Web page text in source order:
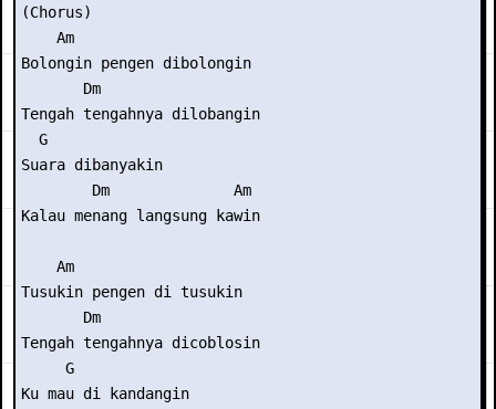
(Chorus)
    Am
Bolongin pengen dibolongin
       Dm
Tengah tengahnya dilobangin
  G
Suara dibanyakin
        Dm              Am
Kalau menang langsung kawin
    Am
Tusukin pengen di tusukin
       Dm
Tengah tengahnya dicoblosin
     G
Ku mau di kandangin